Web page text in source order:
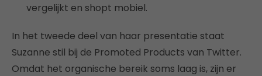
vergelijkt en shopt mobiel.
In het tweede deel van haar presentatie staat
Suzanne stil bij de Promoted Products van Twitter.
Omdat het organische bereik soms laag is, zijn er